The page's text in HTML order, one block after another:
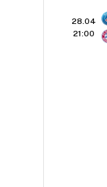
28.04
21:00